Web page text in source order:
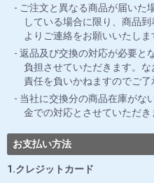
ご注文と異なる商品が届いた
している場合に限り、商品
よりご連絡をお願いいたしま
返品及び交換の対応が必要と
負担させていただきます。
責任を負いかねますのでご了
当社に交換分の商品在庫がな
金での対応とさせていただき
お支払い方法
1.クレジットカード